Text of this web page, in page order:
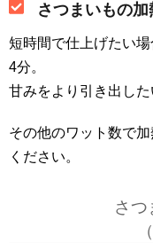
さつまいもの加
短時間で仕上げたい
4分。
甘みをより引き出し
その他のワット数で
ください。
さつ